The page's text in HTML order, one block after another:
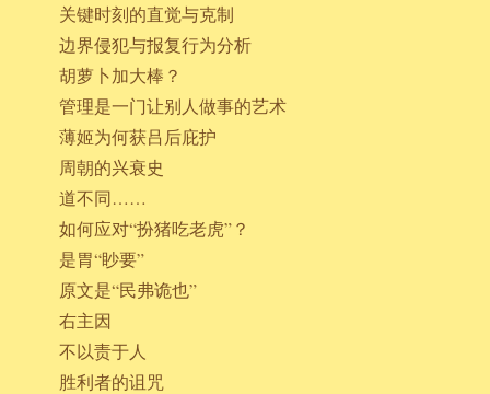
关键时刻的直觉与克制
边界侵犯与报复行为分析
胡萝卜加大棒？
管理是一门让别人做事的艺术
薄姬为何获吕后庇护
周朝的兴衰史
道不同……
如何应对“扮猪吃老虎”？
是胃“眇要”
原文是“民弗诡也”
右主因
不以责于人
胜利者的诅咒